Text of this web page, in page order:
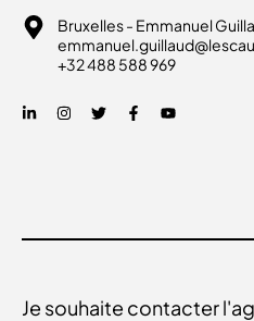
Bruxelles - Emmanuel
+32 488 588 969
Je souhaite contacter